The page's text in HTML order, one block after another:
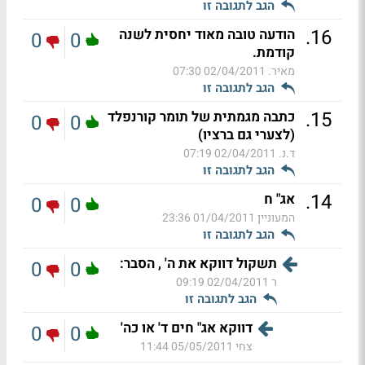
הגב לתגובה זו
16
. הודעה טובה מאוד יחסית לשנה
קודמת.
מאיר. 02/04/2011 07:30
הגב לתגובה זו
0
0
15
. כתבה מגמתית של תומר קורנפלד
(לצערי גם ברציו)
ד.נ. 02/04/2011 07:19
הגב לתגובה זו
0
0
14
. אג" ח
המעוניין 01/04/2011 23:36
הגב לתגובה זו
0
0
תשקול דווקא את ה' , הסבר:
ר 02/04/2011 09:19
הגב לתגובה זו
0
0
דווקא אג" חים ד' או כה'
צחי 05/05/2011 11:44
0
0